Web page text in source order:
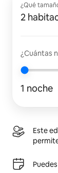
¿Qué
2
¿Cuántas
1 noche
Este